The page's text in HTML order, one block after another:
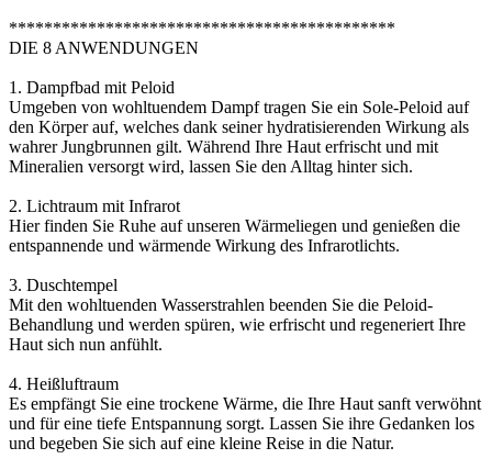
********************************************
DIE 8 ANWENDUNGEN
1. Dampfbad mit Peloid
Umgeben von wohltuendem Dampf tragen Sie ein Sole-Peloid auf
den Körper auf, welches dank seiner hydratisierenden Wirkung als
wahrer Jungbrunnen gilt. Während Ihre Haut erfrischt und mit
Mineralien versorgt wird, lassen Sie den Alltag hinter sich.
2. Lichtraum mit Infrarot
Hier finden Sie Ruhe auf unseren Wärmeliegen und genießen die
entspannende und wärmende Wirkung des Infrarotlichts.
3. Duschtempel
Mit den wohltuenden Wasserstrahlen beenden Sie die Peloid-
Behandlung und werden spüren, wie erfrischt und regeneriert Ihre
Haut sich nun anfühlt.
4. Heißluftraum
Es empfängt Sie eine trockene Wärme, die Ihre Haut sanft verwöhnt
und für eine tiefe Entspannung sorgt. Lassen Sie ihre Gedanken los
und begeben Sie sich auf eine kleine Reise in die Natur.